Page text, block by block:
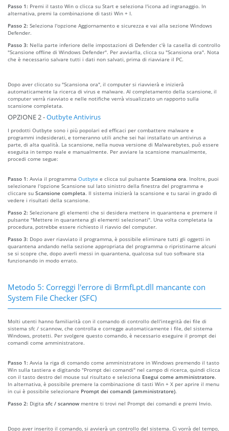
Passo 1: Premi il tasto Win o clicca su Start e seleziona l'icona ad ingranaggio. In
alternativa, premi la combinazione di tasti Win + I.
Passo 2: Seleziona l'opzione Aggiornamento e sicurezza e vai alla sezione Windows
Defender.
Passo 3: Nella parte inferiore delle impostazioni di Defender c'è la casella di controllo
"Scansione offline di Windows Defender". Per avviarlla, clicca su "Scansiona ora". Nota
che è necessario salvare tutti i dati non salvati, prima di riavviare il PC.
Dopo aver cliccato su "Scansiona ora", il computer si riavvierà e inizierà
automaticamente la ricerca di virus e malware. Al completamento della scansione, il
computer verrà riavviato e nelle notifiche verrà visualizzato un rapporto sulla
scansione completata.
OPZIONE 2 -Outbyte Antivirus
I prodotti Outbyte sono i più popolari ed efficaci per combattere malware e
programmi indesiderati, e torneranno utili anche sei hai installato un antivirus a
parte, di alta qualità. La scansione, nella nuova versione di Malwarebytes, può essere
eseguita in tempo reale e manualmente. Per avviare la scansione manualmente,
procedi come segue:
Passo 1: Avvia il programma Outbyte e clicca sul pulsante Scansiona ora. Inoltre, puoi
selezionare l'opzione Scansione sul lato sinistro della finestra del programma e
cliccare su Scansione completa. Il sistema inizierà la scansione e tu sarai in grado di
vedere i risultati della scansione.
Passo 2: Selezionare gli elementi che si desidera mettere in quarantena e premere il
pulsante "Mettere in quarantena gli elementi selezionati". Una volta completata la
procedura, potrebbe essere richiesto il riavvio del computer.
Passo 3: Dopo aver riavviato il programma, è possibile eliminare tutti gli oggetti in
quarantena andando nella sezione appropriata del programma o ripristinarne alcuni
se si scopre che, dopo averli messi in quarantena, qualcosa sul tuo software sta
funzionando in modo errato.
Metodo 5: Correggi l'errore di BrmfLpt.dll mancante con
System File Checker (SFC)
Molti utenti hanno familiarità con il comando di controllo dell'integrità dei file di
sistema sfc / scannow, che controlla e corregge automaticamente i file, del sistema
Windows, protetti. Per svolgere questo comando, è necessario eseguire il prompt dei
comandi come amministratore.
Passo 1: Avvia la riga di comando come amministratore in Windows premendo il tasto
Win sulla tastiera e digitando "Prompt dei comandi" nel campo di ricerca, quindi clicca
con il tasto destro del mouse sul risultato e seleziona Esegui come amministratore.
In alternativa, è possibile premere la combinazione di tasti Win + X per aprire il menu
in cui è possibile selezionare Prompt dei comandi (amministratore).
Passo 2: Digita sfc / scannow mentre ti trovi nel Prompt dei comandi e premi Invio.
Dopo aver inserito il comando, si avvierà un controllo del sistema. Ci vorrà del tempo,